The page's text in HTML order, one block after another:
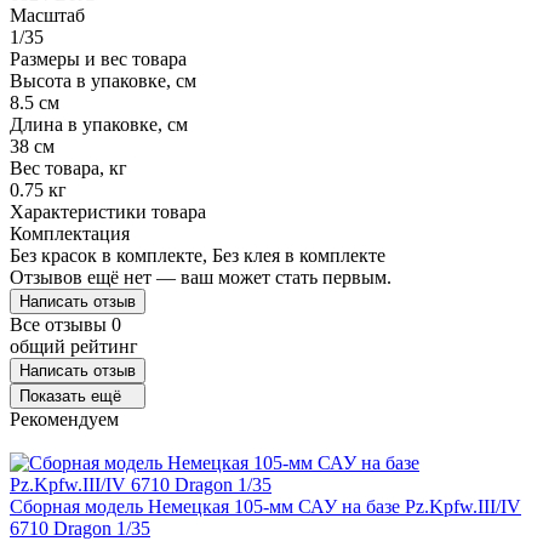
Масштаб
1/35
Размеры и вес товара
Высота в упаковке, см
8.5 см
Длина в упаковке, см
38 см
Вес товара, кг
0.75 кг
Характеристики товара
Комплектация
Без красок в комплекте, Без клея в комплекте
Отзывов ещё нет — ваш может стать первым.
Написать отзыв
Все отзывы 0
общий рейтинг
Написать отзыв
Показать ещё
Рекомендуем
Сборная модель Немецкая 105-мм САУ на базе Pz.Kpfw.III/IV
6710 Dragon 1/35